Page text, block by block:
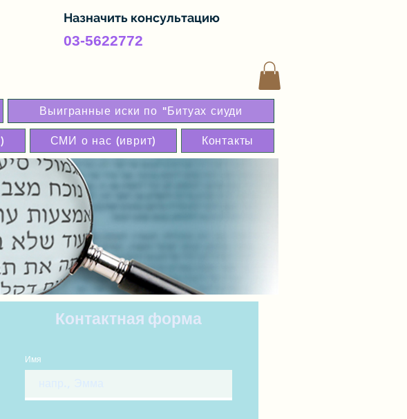
Назначить консультацию
03-5622772
Выигранные иски по "Битуах сиуди
СМИ о нас (иврит) Контакты
Контактная форма
Имя